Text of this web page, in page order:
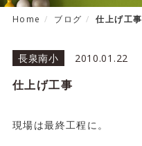
Home ブログ 仕上げ工事
長泉南小 2010.01.22
仕上げ工事
現場は最終工程に。